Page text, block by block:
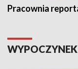
Pracownia